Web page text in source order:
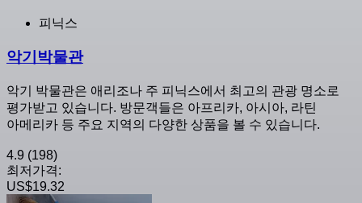
피닉스
악기박물관
악기 박물관은 애리조나 주 피닉스에서 최고의 관광 명소로
평가받고 있습니다. 방문객들은 아프리카, 아시아, 라틴
아메리카 등 주요 지역의 다양한 상품을 볼 수 있습니다.
4.9 (198)
최저가격:
US$19.32